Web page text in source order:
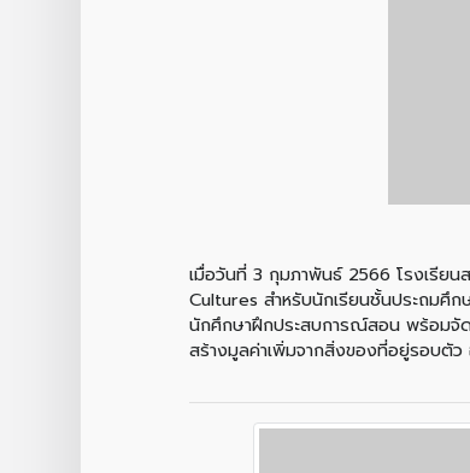
เมื่อวันที่ 3 กุมภาพันธ์ 2566 โรงเรียน
Cultures สำหรับนักเรียนชั้นประถมศึ
นักศึกษาฝึกประสบการณ์สอน พร้อมจัด
สร้างมูลค่าเพิ่มจากสิ่งของที่อยู่รอบตั